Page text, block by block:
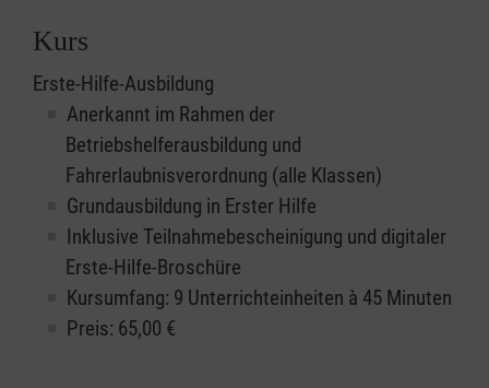
Kurs
Erste-Hilfe-Ausbildung
Anerkannt im Rahmen der
Betriebshelferausbildung und
Fahrerlaubnisverordnung (alle Klassen)
Grundausbildung in Erster Hilfe
Inklusive Teilnahmebescheinigung und digitaler
Erste-Hilfe-Broschüre
Kursumfang: 9 Unterrichteinheiten à 45 Minuten
Preis: 65,00 €